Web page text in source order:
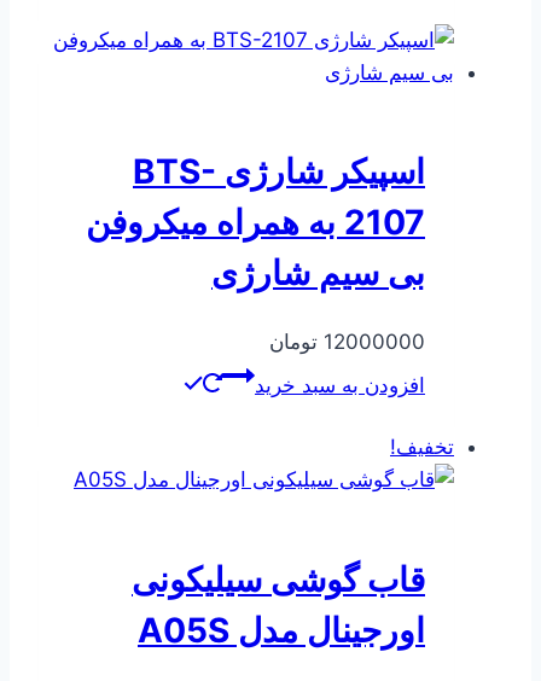
بود.
است.
اسپیکر شارژی BTS-
2107 به همراه میکروفن
بی سیم شارژی
12000000 تومان
افزودن به سبد خرید
تخفیف!
قاب گوشی سیلیکونی
اورجینال مدل A05S